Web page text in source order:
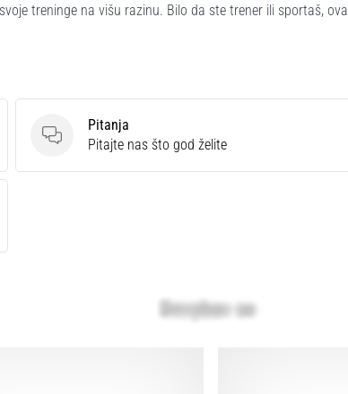
treninge na višu razinu. Bilo da ste trener ili sportaš, ova
Pitanja
Pitanja
Pitajte nas što god želite